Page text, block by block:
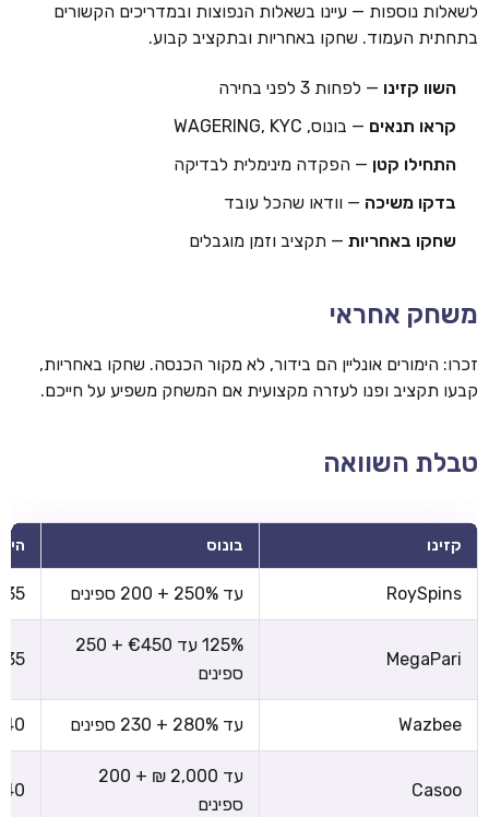
לשאלות נוספות — עיינו בשאלות הנפוצות ובמדריכים הקשורים
בתחתית העמוד. שחקו באחריות ובתקציב קבוע.
השוו קזינו — לפחות 3 לפני בחירה
קראו תנאים — בונוס, WAGERING, KYC
התחילו קטן — הפקדה מינימלית לבדיקה
בדקו משיכה — וודאו שהכל עובד
שחקו באחריות — תקציב וזמן מוגבלים
משחק אחראי
זכרו: הימורים אונליין הם בידור, לא מקור הכנסה. שחקו באחריות,
קבעו תקציב ופנו לעזרה מקצועית אם המשחק משפיע על חייכם.
טבלת השוואה
קזינו בונוס
RoySpins עד 250% + 200 ספינים
MegaPari
125% עד €450 + 250
ספינים
Wazbee עד 280% + 230 ספינים
Casoo
עד 2,000 ₪ + 200
ספינים